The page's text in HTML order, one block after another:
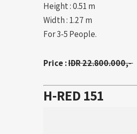
Height : 0.51 m
Width : 1.27 m
For 3-5 People.
Price :IDR 22.800.000,-
H-RED 151